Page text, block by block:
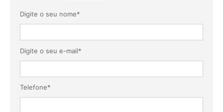
Digite o seu nome*
Digite o seu e-mail*
Telefone*